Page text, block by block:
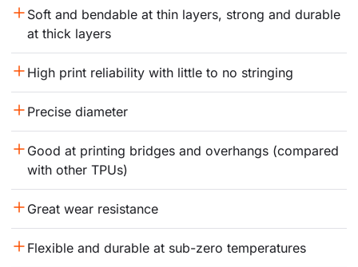
Soft and bendable at thin layers, strong and durable
at thick layers
High print reliability with little to no stringing
Precise diameter
Good at printing bridges and overhangs (compared
with other TPUs)
Great wear resistance
Flexible and durable at sub-zero temperatures